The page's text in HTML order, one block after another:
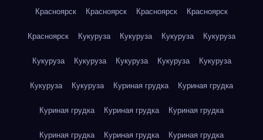
Красноярск Красноярск Красноярск Красноярск
Красноярск Кукуруза Кукуруза Кукуруза Кукуруза
Кукуруза Кукуруза Кукуруза Кукуруза Кукуруза
Кукуруза Кукуруза Куриная грудка Куриная грудка
Куриная грудка Куриная грудка Куриная грудка
Куриная грудка Куриная грудка Куриная грудка